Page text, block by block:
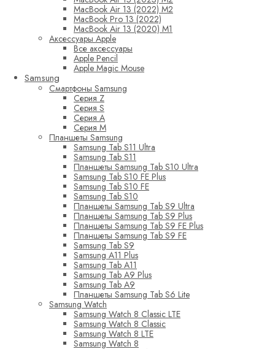
MacBook Air 13 (2022) M2
MacBook Pro 13 (2022)
MacBook Air 13 (2020) M1
Аксессуары Apple
Все аксессуары
Apple Pencil
Apple Magic Mouse
Samsung
Смартфоны Samsung
Серия Z
Серия S
Серия A
Серия M
Планшеты Samsung
Samsung Tab S11 Ultra
Samsung Tab S11
Планшеты Samsung Tab S10 Ultra
Samsung Tab S10 FE Plus
Samsung Tab S10 FE
Samsung Tab S10
Планшеты Samsung Tab S9 Ultra
Планшеты Samsung Tab S9 Plus
Планшеты Samsung Tab S9 FE Plus
Планшеты Samsung Tab S9 FE
Samsung Tab S9
Samsung A11 Plus
Samsung Tab A11
Samsung Tab A9 Plus
Samsung Tab A9
Планшеты Samsung Tab S6 Lite
Samsung Watch
Samsung Watch 8 Classic LTE
Samsung Watch 8 Classic
Samsung Watch 8 LTE
Samsung Watch 8